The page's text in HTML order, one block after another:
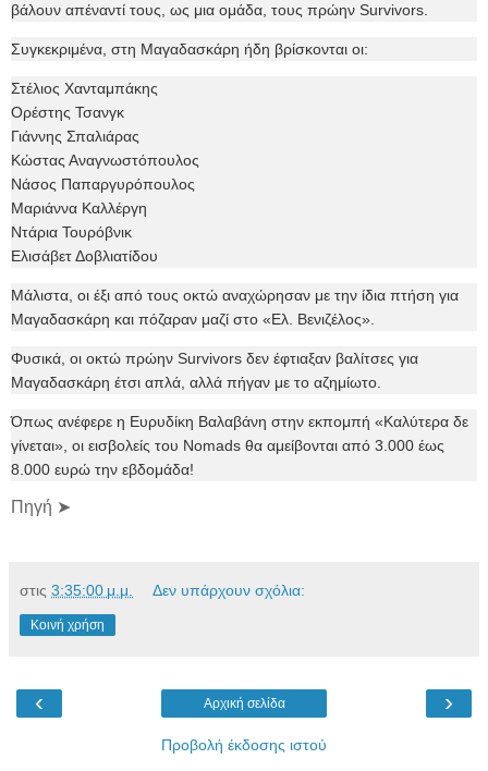
βάλουν απέναντί τους, ως μια ομάδα, τους πρώην Survivors.
Συγκεκριμένα, στη Μαγαδασκάρη ήδη βρίσκονται οι:
Στέλιος Χανταμπάκης
Ορέστης Τσανγκ
Γιάννης Σπαλιάρας
Κώστας Αναγνωστόπουλος
Νάσος Παπαργυρόπουλος
Μαριάννα Καλλέργη
Ντάρια Τουρόβνικ
Ελισάβετ Δοβλιατίδου
Μάλιστα, οι έξι από τους οκτώ αναχώρησαν με την ίδια πτήση για
Μαγαδασκάρη και πόζαραν μαζί στο «Ελ. Βενιζέλος».
Φυσικά, οι οκτώ πρώην Survivors δεν έφτιαξαν βαλίτσες για
Μαγαδασκάρη έτσι απλά, αλλά πήγαν με το αζημίωτο.
Όπως ανέφερε η Ευρυδίκη Βαλαβάνη στην εκπομπή «Καλύτερα δε
γίνεται», οι εισβολείς του Nomads θα αμείβονται από 3.000 έως
8.000 ευρώ την εβδομάδα!
Πηγή ➤
στις 3:35:00 μ.μ. Δεν υπάρχουν σχόλια:
Κοινή χρήση
‹ ›
Αρχική σελίδα
Προβολή έκδοσης ιστού